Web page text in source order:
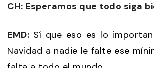
CH: Esperamos que todo siga
EMD: Sí que eso es lo
Navidad a nadie le falte ese